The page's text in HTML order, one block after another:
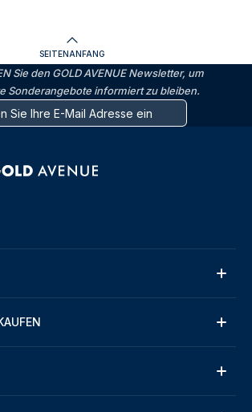
SEITENANFANG
Sie den GOLD AVENUE Newsletter, um
Sonderangebote informiert zu bleiben.